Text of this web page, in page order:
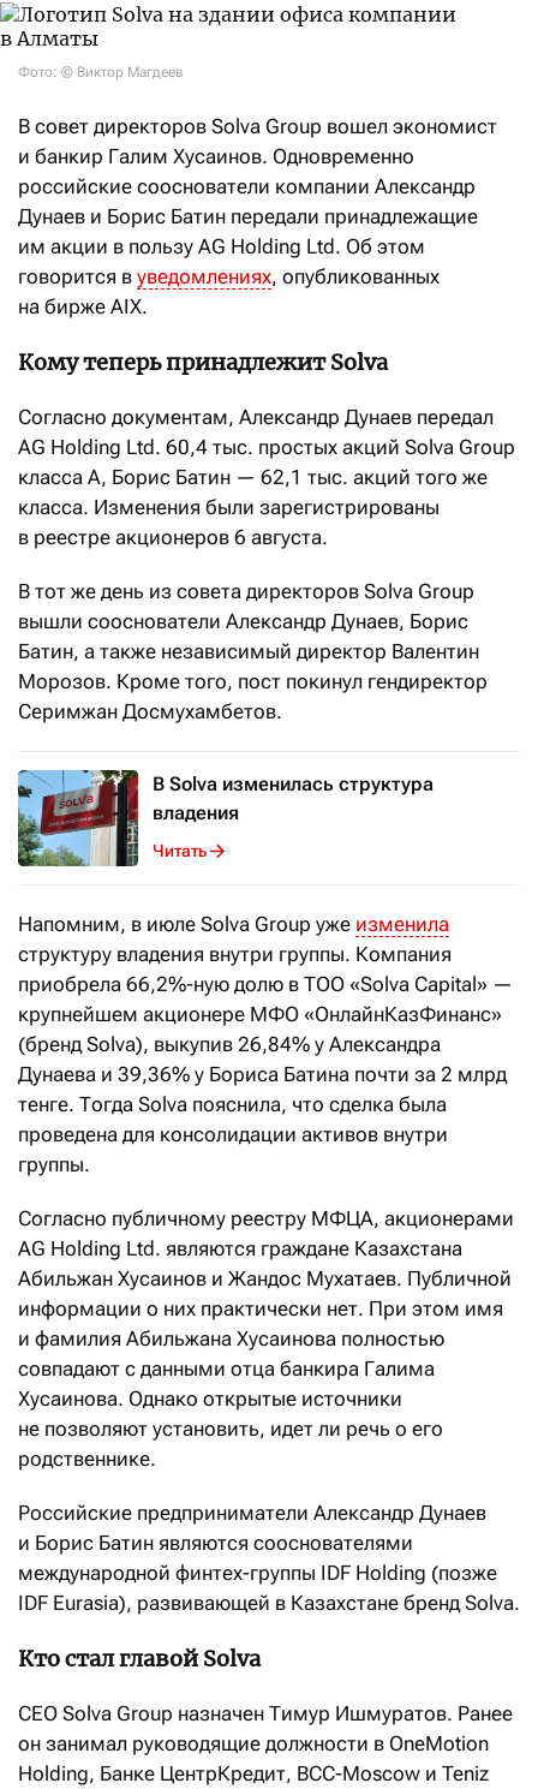
Фото: © Виктор Магдеев
В совет директоров Solva Group вошел экономист
и банкир Галим Хусаинов. Одновременно
российские сооснователи компании Александр
Дунаев и Борис Батин передали принадлежащие
им акции в пользу AG Holding Ltd. Об этом
говорится в уведомлениях, опубликованных
на бирже AIX.
Кому теперь принадлежит Solva
Согласно документам, Александр Дунаев передал
AG Holding Ltd. 60,4 тыс. простых акций Solva Group
класса A, Борис Батин — 62,1 тыс. акций того же
класса. Изменения были зарегистрированы
в реестре акционеров 6 августа.
В тот же день из совета директоров Solva Group
вышли сооснователи Александр Дунаев, Борис
Батин, а также независимый директор Валентин
Морозов. Кроме того, пост покинул гендиректор
Серимжан Досмухамбетов.
В Solva изменилась структура
владения
Читать
Напомним, в июле Solva Group уже изменила
структуру владения внутри группы. Компания
приобрела 66,2%-ную долю в ТОО «Solva Capital» —
крупнейшем акционере МФО «ОнлайнКазФинанс»
(бренд Solva), выкупив 26,84% у Александра
Дунаева и 39,36% у Бориса Батина почти за 2 млрд
тенге. Тогда Solva пояснила, что сделка была
проведена для консолидации активов внутри
группы.
Согласно публичному реестру МФЦА, акционерами
AG Holding Ltd. являются граждане Казахстана
Абильжан Хусаинов и Жандос Мухатаев. Публичной
информации о них практически нет. При этом имя
и фамилия Абильжана Хусаинова полностью
совпадают с данными отца банкира Галима
Хусаинова. Однако открытые источники
не позволяют установить, идет ли речь о его
родственнике.
Российские предприниматели Александр Дунаев
и Борис Батин являются сооснователями
международной финтех-группы IDF Holding (позже
IDF Eurasia), развивающей в Казахстане бренд Solva.
Кто стал главой Solva
CEO Solva Group назначен Тимур Ишмуратов. Ранее
он занимал руководящие должности в OneMotion
Holding, Банке ЦентрКредит, BCC-Moscow и Teniz